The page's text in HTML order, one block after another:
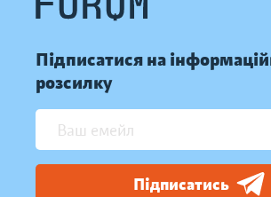
Підписатися на
розсилку
Підписатись